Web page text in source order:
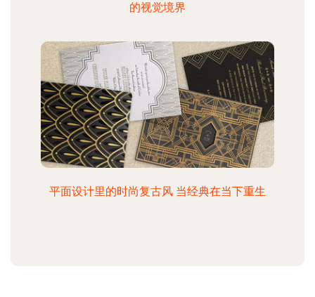
的视觉境界
平面设计里的时尚复古风 当经典在当下重生